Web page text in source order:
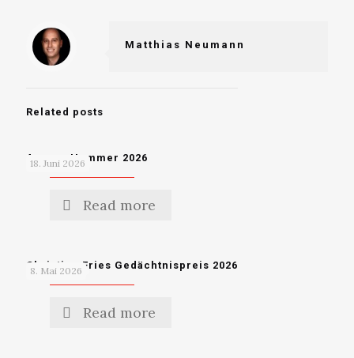
Matthias Neumann
Related posts
18. Juni 2026
Ammer Hammer 2026
Read more
8. Mai 2026
Christian Fries Gedächtnispreis 2026
Read more